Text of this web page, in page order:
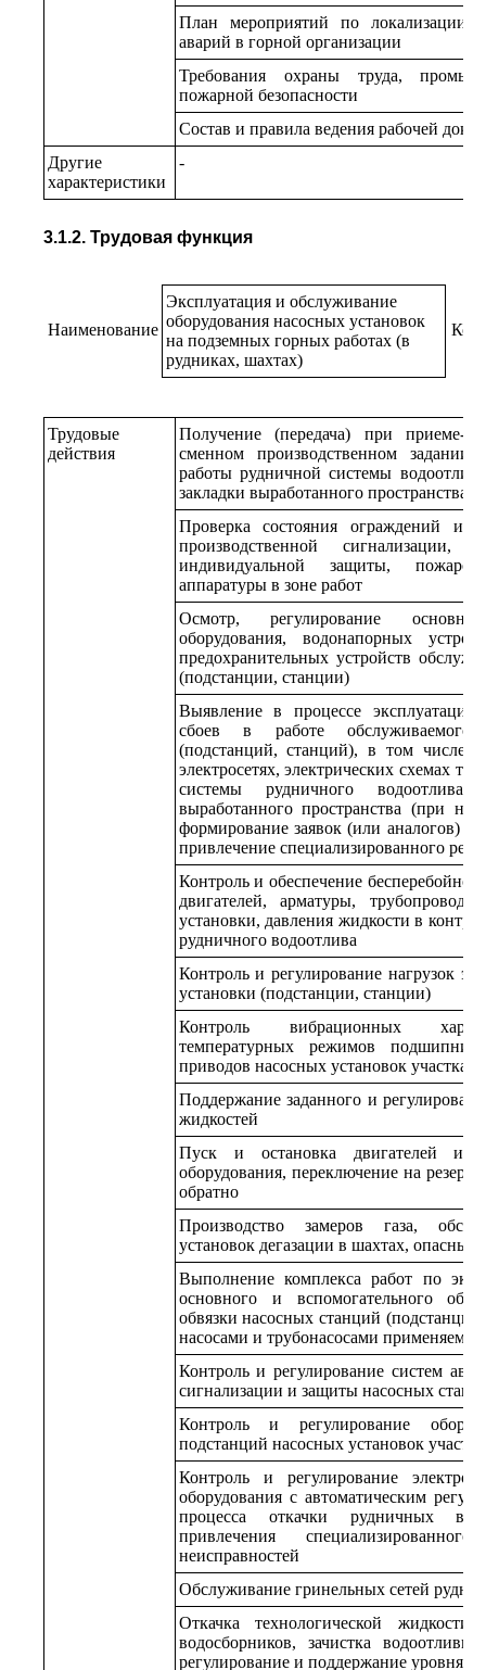
План мероприятий по локализации
аварий в горной организации
Требования охраны труда,
пожарной безопасности
Состав и правила ведения рабочей
Другие
характеристики
-
3.1.2. Трудовая функция
Наименование
Эксплуатация и обслуживание
оборудования насосных установок
на подземных горных работах (в
рудниках, шахтах)
Код
Трудовые
действия
Получение (передача) при приеме-
сменном производственном
работы рудничной системы
закладки выработанного пространства
Проверка состояния ограждений и
производственной сигнализации,
индивидуальной защиты,
аппаратуры в зоне работ
Осмотр, регулирование
оборудования, водонапорных
предохранительных устройств
(подстанции, станции)
Выявление в процессе эксплуатации
сбоев в работе обслуживаемого
(подстанций, станций), в том числе
электросетях, электрических схемах
системы рудничного водоотлива,
выработанного пространства (при
формирование заявок (или аналогов)
привлечение специализированного
Контроль и обеспечение
двигателей, арматуры,
установки, давления жидкости в
рудничного водоотлива
Контроль и регулирование нагрузок
установки (подстанции, станции)
Контроль вибрационных
температурных режимов
приводов насосных установок участка
Поддержание заданного и
жидкостей
Пуск и остановка двигателей и
оборудования, переключение на
обратно
Производство замеров газа,
установок дегазации в шахтах, опасных
Выполнение комплекса работ по
основного и вспомогательного
обвязки насосных станций
насосами и трубонасосами
Контроль и регулирование систем
сигнализации и защиты насосных
Контроль и регулирование
подстанций насосных установок
Контроль и регулирование
оборудования с автоматическим
процесса откачки рудничных
привлечения
неисправностей
Обслуживание гринельных сетей
Откачка технологической
водосборников, зачистка
регулирование и поддержание уровня